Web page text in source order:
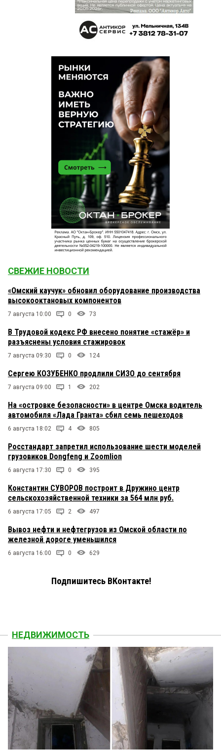
СВЕЖИЕ НОВОСТИ
«Омский каучук» обновил оборудование производства
высокооктановых компонентов
7 августа 10:00 0 73
В Трудовой кодекс РФ внесено понятие «стажёр» и
разъяснены условия стажировок
7 августа 09:30 0 124
Сергею КОЗУБЕНКО продлили СИЗО до сентября
7 августа 09:00 1 202
На «островке безопасности» в центре Омска водитель
автомобиля «Лада Гранта» сбил семь пешеходов
6 августа 18:02 4 805
Росстандарт запретил использование шести моделей
грузовиков Dongfeng и Zoomlion
6 августа 17:30 0 395
Константин СУВОРОВ построит в Дружино центр
сельскохозяйственной техники за 564 млн руб.
6 августа 17:05 2 497
Вывоз нефти и нефтегрузов из Омской области по
железной дороге уменьшился
6 августа 16:00 0 629
Подпишитесь ВКонтакте!
НЕДВИЖИМОСТЬ